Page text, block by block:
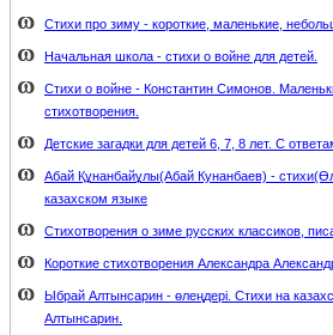
Стихи про зиму - короткие, маленькие,
Начальная школа - стихи о войне для детей.
Стихи о войне - Константин Симонов.
стихотворения.
Детские загадки для детей 6, 7, 8 лет. С
Абай Құнанбайұлы(Абай Кунанбаев) -
казахском языке
Стихотворения о зиме русских классиков,
Короткие стихотворения Александра
Ыбрай Алтынсарин - өлеңдері. Стихи на
Алтынсарин.